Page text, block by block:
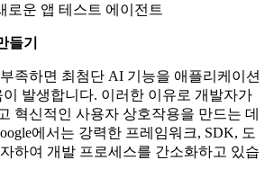
로운 앱 테스트 에이전트
들기
족하면 최첨단 AI 기능을 애플리케이션
발생합니다. 이러한 이유로 개발자가
혁신적인 사용자 상호작용을 만드는 데
에서는 강력한 프레임워크, SDK, 도
하여 개발 프로세스를 간소화하고 있습